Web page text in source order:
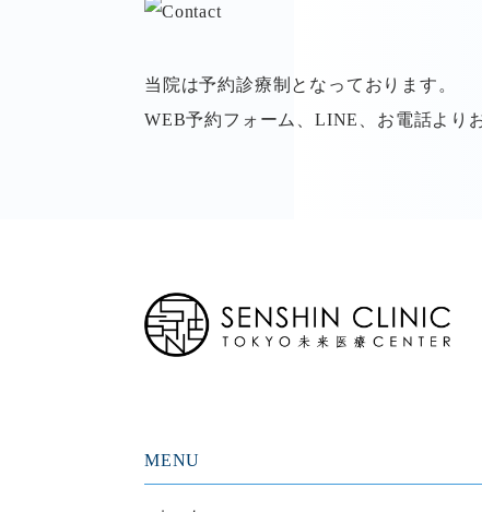
当院は予約診療制となっております。
WEB予約フォーム、LINE、お電話より
MENU